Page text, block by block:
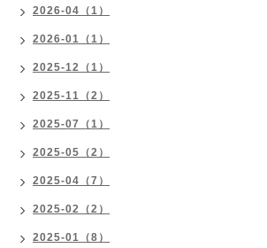
2026-04（1）
2026-01（1）
2025-12（1）
2025-11（2）
2025-07（1）
2025-05（2）
2025-04（7）
2025-02（2）
2025-01（8）